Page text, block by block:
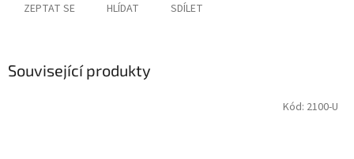
ZEPTAT SE HLÍDAT SDÍLET
Související produkty
Kód: 2100-U